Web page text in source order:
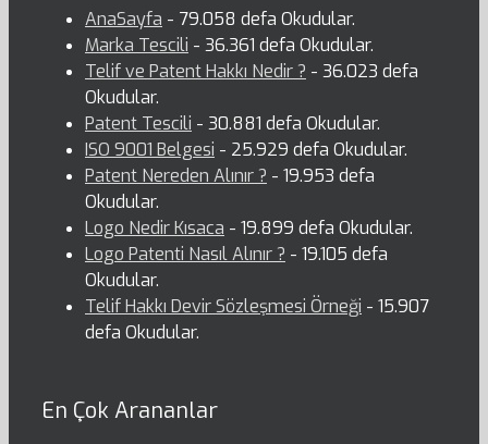
AnaSayfa - 79.058 defa Okudular.
Marka Tescili - 36.361 defa Okudular.
Telif ve Patent Hakkı Nedir ? - 36.023 defa
Okudular.
Patent Tescili - 30.881 defa Okudular.
ISO 9001 Belgesi - 25.929 defa Okudular.
Patent Nereden Alınır ? - 19.953 defa
Okudular.
Logo Nedir Kısaca - 19.899 defa Okudular.
Logo Patenti Nasıl Alınır ? - 19.105 defa
Okudular.
Telif Hakkı Devir Sözleşmesi Örneği - 15.907
defa Okudular.
En Çok Arananlar